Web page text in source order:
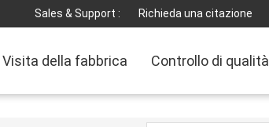
Sales & Support : Richieda una citazione
Visita della fabbrica Controllo di qualità